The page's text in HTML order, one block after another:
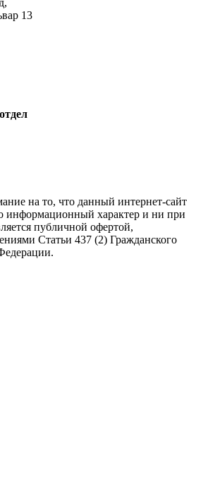
13
на то, что данный интернет-сайт
информационный характер и ни при
публичной офертой,
Статьи 437 (2) Гражданского